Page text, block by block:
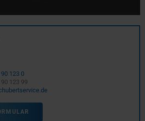
123 0
123 99